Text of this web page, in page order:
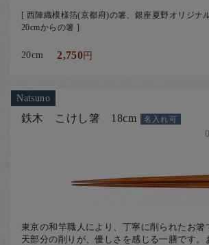
[ 西陣織模様箔(京都府)の箸、銀座夏野オリジナ
20cmからの箸 ]
20cm 2,750円
Natsuno
鉄木 こけし箸 18cm 名入れ可
東京の和竿職人により、丁寧に削られたお箸
天部分の削りが、優しさを感じる一膳です。